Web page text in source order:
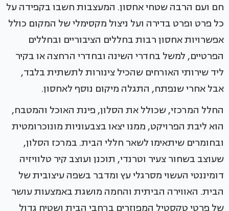
חם ועם הרבה שטחי אחסון. המעצבות חשבו בקפידה על
כל פרט ופרט בדירה ועל ניצול מקסימלי של המקום כולל
אפשרויות אחסון רבות בחללים הציבוריים ובחללים
הפרטיים, למשל בחדרי השינה ובחדרי הרחצה או בקיר
ליד שירותי האורחים שהכיל צינורות לתשתית בלבד,
אבל אחרי שנפתח, התגלה מיקום נוסף לאחסון.
החלל המרכזי, שכולל את הסלון, פינת האוכל והמטבח,
הוא ליבת הפרויקט, ממנו יצאו בצבעוניות מונוכרומטית
ובחומרים שיתאימו לשאר חללי הבית. במרכז הסלון,
שעוצב בשחור צעיר וטרנדי, תוכנן ועוצב קיר טלוויזיה
דומיננטי העשוי מסרגלי עץ ומדבר בשפה עיצובית של
הבית. האווירה הביתית והחמה מושגת באמצעות עושר
של פרטי טקסטיל המפוזרים ברחבי הבית ושטיח גדול